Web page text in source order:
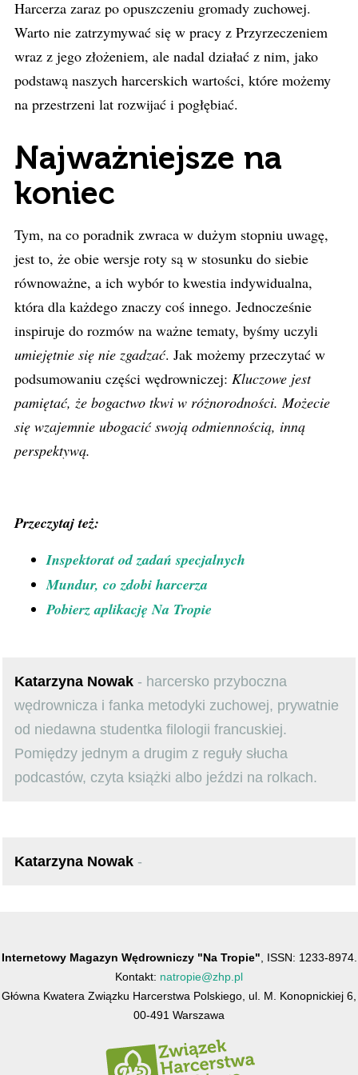
Harcerza zaraz po opuszczeniu gromady zuchowej.
Warto nie zatrzymywać się w pracy z Przyrzeczeniem
wraz z jego złożeniem, ale nadal działać z nim, jako
podstawą naszych harcerskich wartości, które możemy
na przestrzeni lat rozwijać i pogłębiać.
Najważniejsze na
koniec
Tym, na co poradnik zwraca w dużym stopniu uwagę,
jest to, że obie wersje roty są w stosunku do siebie
równoważne, a ich wybór to kwestia indywidualna,
która dla każdego znaczy coś innego. Jednocześnie
inspiruje do rozmów na ważne tematy, byśmy uczyli
umiejętnie się nie zgadzać. Jak możemy przeczytać w
podsumowaniu części wędrowniczej: Kluczowe jest
pamiętać, że bogactwo tkwi w różnorodności. Możecie
się wzajemnie ubogacić swoją odmiennością, inną
perspektywą.
Przeczytaj też:
Inspektorat od zadań specjalnych
Mundur, co zdobi harcerza
Pobierz aplikację Na Tropie
Katarzyna Nowak - harcersko przyboczna
wędrownicza i fanka metodyki zuchowej, prywatnie
od niedawna studentka filologii francuskiej.
Pomiędzy jednym a drugim z reguły słucha
podcastów, czyta książki albo jeździ na rolkach.
Katarzyna Nowak -
Internetowy Magazyn Wędrowniczy "Na Tropie" , ISSN: 1233-8974.
Kontakt: natropie@zhp.pl
Główna Kwatera Związku Harcerstwa Polskiego, ul. M. Konopnickiej 6,
00-491 Warszawa